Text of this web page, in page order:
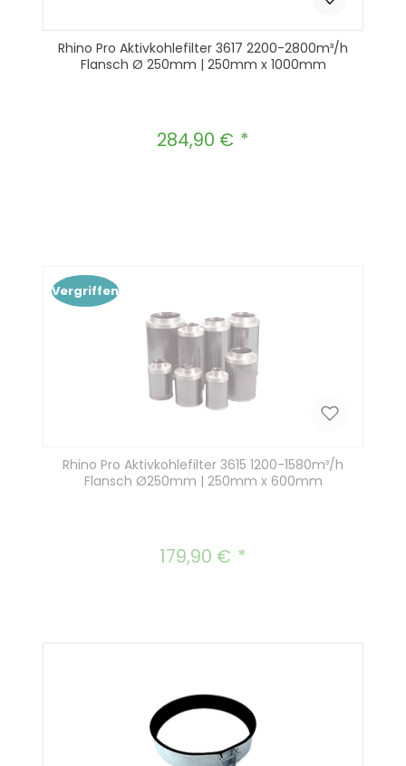
Rhino Pro Aktivkohlefilter 3617 2200-2800m³/h
Flansch Ø 250mm | 250mm x 1000mm
Regulärer Preis:
284,90 €
Vergriffen
Rhino Pro Aktivkohlefilter 3615 1200-1580m³/h
Flansch Ø250mm | 250mm x 600mm
Regulärer Preis:
179,90 €